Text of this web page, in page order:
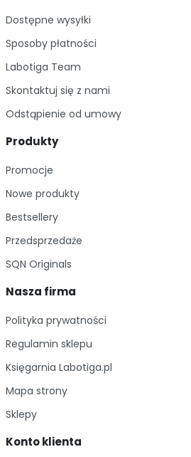
Dostępne wysyłki
Sposoby płatności
Labotiga Team
Skontaktuj się z nami
Odstąpienie od umowy
Produkty
Promocje
Nowe produkty
Bestsellery
Przedsprzedaże
SQN Originals
Nasza firma
Polityka prywatności
Regulamin sklepu
Księgarnia Labotiga.pl
Mapa strony
Sklepy
Konto klienta